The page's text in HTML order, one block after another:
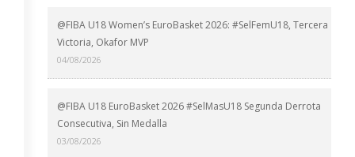
@FIBA U18 Women’s EuroBasket 2026: #SelFemU18, Tercera
Victoria, Okafor MVP
04/08/2026
@FIBA U18 EuroBasket 2026 #SelMasU18 Segunda Derrota
Consecutiva, Sin Medalla
03/08/2026